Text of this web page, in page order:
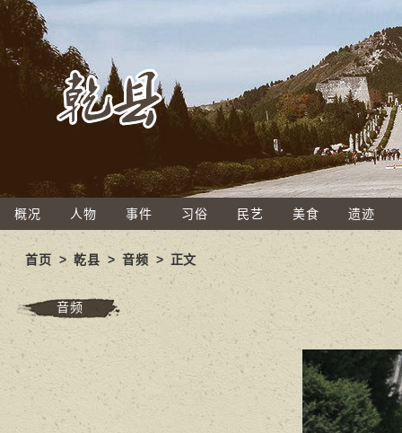
概况 人物 事件 习俗 民艺 美食 遗迹
首页 >乾县 > 音频 > 正文
音频